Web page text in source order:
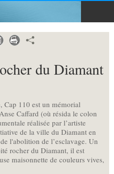
du Diamant
Cap 110 est un mémorial
Caffard (où résida le colon
réalisée par l’artiste
de la ville du Diamant en
l'abolition de l’esclavage. Un
rocher du Diamant, il est
maisonnette de couleurs vives,